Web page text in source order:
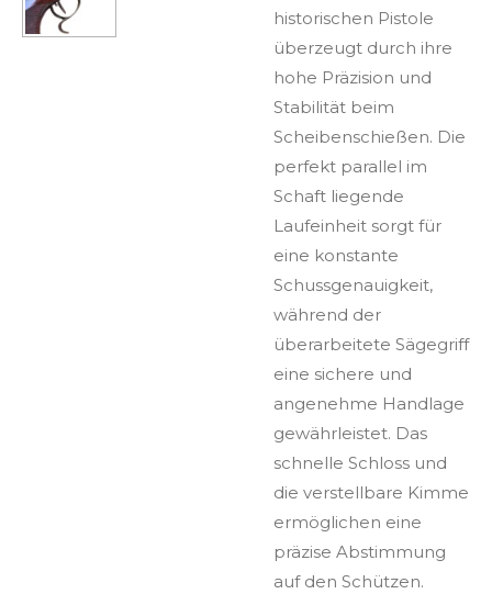
historischen Pistole
überzeugt durch ihre
hohe Präzision und
Stabilität beim
Scheibenschießen. Die
perfekt parallel im
Schaft liegende
Laufeinheit sorgt für
eine konstante
Schussgenauigkeit,
während der
überarbeitete Sägegriff
eine sichere und
angenehme Handlage
gewährleistet. Das
schnelle Schloss und
die verstellbare Kimme
ermöglichen eine
präzise Abstimmung
auf den Schützen.